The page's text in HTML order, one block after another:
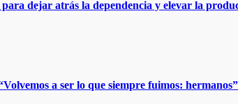
dejar atrás la dependencia y elevar la
a ser lo que siempre fuimos: